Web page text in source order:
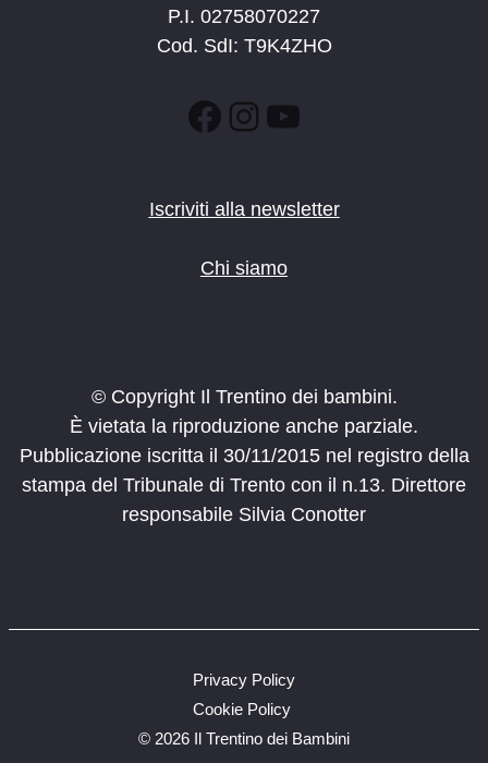
P.I. 02758070227
Cod. SdI: T9K4ZHO
Facebook
Instagram
YouTube
Iscriviti alla newsletter
Chi siamo
© Copyright Il Trentino dei bambini.
È vietata la riproduzione anche parziale.
Pubblicazione iscritta il 30/11/2015 nel registro della
stampa del Tribunale di Trento con il n.13. Direttore
responsabile Silvia Conotter
© 2026 Il Trentino dei Bambini
Privacy Policy
Cookie Policy